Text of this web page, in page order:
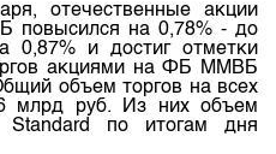
отечественные акции
повысился на 0,78% - до
0,87% и достиг отметки
акциями на ФБ ММВБ
объем торгов на всех
млрд руб. Из них объем
по итогам дня